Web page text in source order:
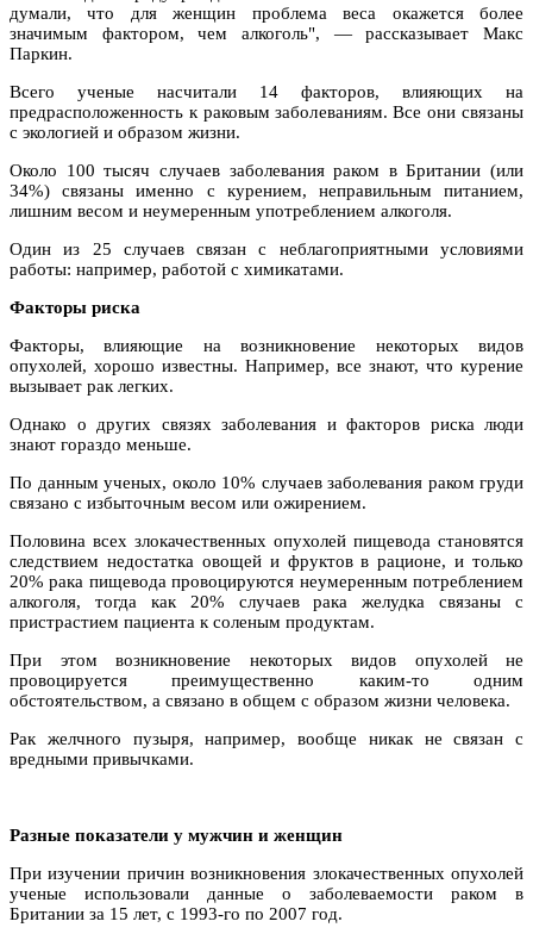
думали, что для женщин проблема веса окажется более
значимым фактором, чем алкоголь", — рассказывает Макс
Паркин.
Всего ученые насчитали 14 факторов, влияющих на
предрасположенность к раковым заболеваниям. Все они связаны
с экологией и образом жизни.
Около 100 тысяч случаев заболевания раком в Британии (или
34%) связаны именно с курением, неправильным питанием,
лишним весом и неумеренным употреблением алкоголя.
Один из 25 случаев связан с неблагоприятными условиями
работы: например, работой с химикатами.
Факторы риска
Факторы, влияющие на возникновение некоторых видов
опухолей, хорошо известны. Например, все знают, что курение
вызывает рак легких.
Однако о других связях заболевания и факторов риска люди
знают гораздо меньше.
По данным ученых, около 10% случаев заболевания раком груди
связано с избыточным весом или ожирением.
Половина всех злокачественных опухолей пищевода становятся
следствием недостатка овощей и фруктов в рационе, и только
20% рака пищевода провоцируются неумеренным потреблением
алкоголя, тогда как 20% случаев рака желудка связаны с
пристрастием пациента к соленым продуктам.
При этом возникновение некоторых видов опухолей не
провоцируется преимущественно каким-то одним
обстоятельством, а связано в общем с образом жизни человека.
Рак желчного пузыря, например, вообще никак не связан с
вредными привычками.
Разные показатели у мужчин и женщин
При изучении причин возникновения злокачественных опухолей
ученые использовали данные о заболеваемости раком в
Британии за 15 лет, с 1993-го по 2007 год.